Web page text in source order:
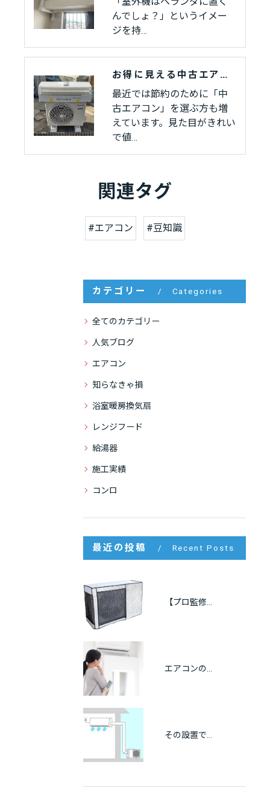
んでしょ？」というイメー
ジを持…
お得に見える中古エアコン、実はこんな落とし穴が…
最近では節約のために「中
古エアコン」を選ぶ方も増
えています。見た目がきれい
で値…
関連タグ
#エアコン #豆知識
カテゴリー Categories
全てのカテゴリー
人気ブログ
エアコン
知らなきゃ損
浴室暖房換気扇
レンジフード
給湯器
施工実績
コンロ
最近の投稿 Recent Posts